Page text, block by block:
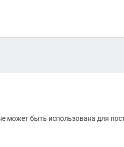
может быть использована для